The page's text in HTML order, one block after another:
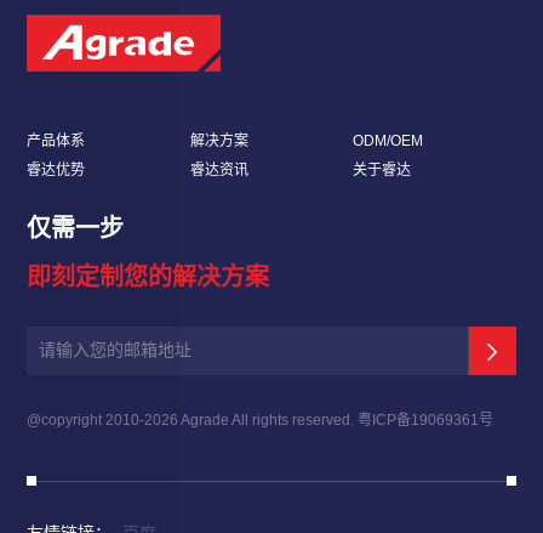
产品体系 解决方案
ODM/OEM
睿达优势
睿达资讯 关于睿达
仅需一步
即刻定制您的解决方案
@copyright 2010-2026 Agrade All rights reserved. 粤ICP备19069361号